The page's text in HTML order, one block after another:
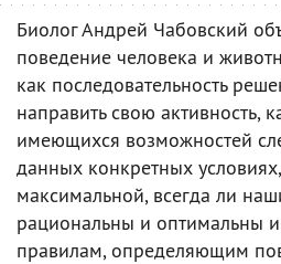
Биолог Андрей Чабовский
поведение человека и
как последовательность
направить свою активность,
имеющихся возможностей
данных конкретных
максимальной, всегда ли
рациональны и оптимальны
правилам, определяющим